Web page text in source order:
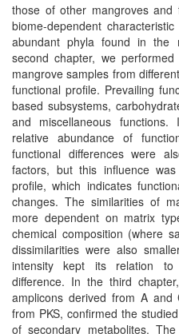
those of other mangroves
biome-dependent
abundant phyla found in the
second chapter, we
mangrove samples from
functional profile. Prevailing
based subsystems,
and miscellaneous
relative abundance of
functional differences were
factors, but this influence
profile, which indicates
changes. The similarities of
more dependent on matrix
chemical composition (where
dissimilarities were also
intensity kept its relation to
difference. In the third
amplicons derived from A
from PKS, confirmed the
of secondary metabolites.